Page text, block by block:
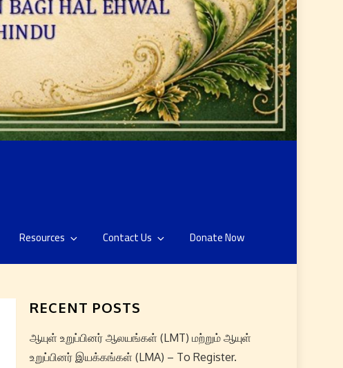
Resources Contact Us Donate Now
RECENT POSTS
ஆயுள் உறுப்பினர் ஆலயங்கள் (LMT) மற்றும் ஆயுள்
உறுப்பினர் இயக்கங்கள் (LMA) – To Register.